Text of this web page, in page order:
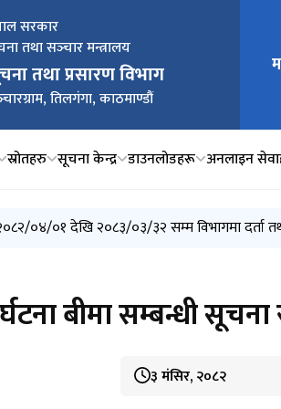
सरकार
तथा सञ्‍चार मन्त्रालय
तथा प्रसारण विभाग
तिलगंगा, काठमाण्डौं
मुख्य
स्रोतहरु सूचना केन्द्र डाउनलोडहरू अनलाइन
सञ्चारमाध्यमको नवीकरण शुल्क सम्बन्धी सूचना
०४/०१ देखि २०८३/०३/३२ सम्म विभागमा
सञ्‍चारमाध्यमको नवीकरण सम्बन्धी अत्यन्त जरुरी
तथा बेरूजु रकम दाखिला गर्ने सम्बन्धी सूचना .
१२/०९ गतेदेखि मिति २०८३/०१/१५ गतेसम्म
बीमा सम्बन्धी
३ मंसिर, २०८२